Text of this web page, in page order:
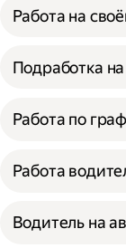
Работа на
Подработка
Работа по
Работа
Водитель на